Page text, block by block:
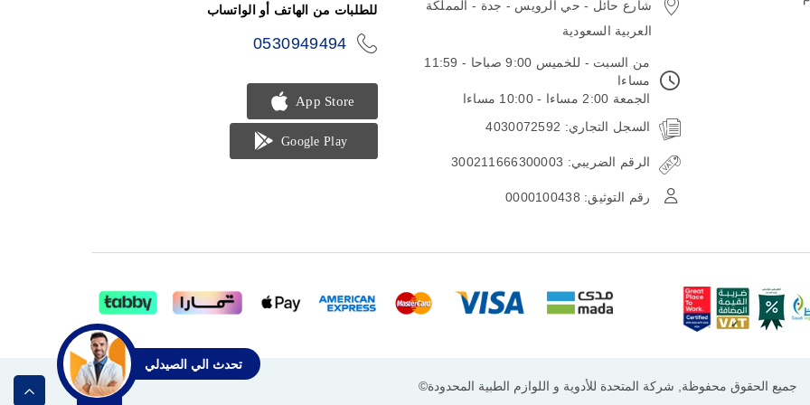
تحدث الي الصيدلي
شارع حائل - حي الرويس - جدة - المملكة
العربية السعودية
من السبت - للخميس 9:00 صباحا - 11:59
مساءا
الجمعة 2:00 مساءا - 10:00 مساءا
السجل التجاري: 4030072592
الرقم الضريبي: 300211666300003
رقم التوثيق: 0000100438
للطلبات من الهاتف أو الواتساب
0530949494
جميع الحقوق محفوظة, شركة المتحدة للأدوية و اللوازم الطبية المحدودة©